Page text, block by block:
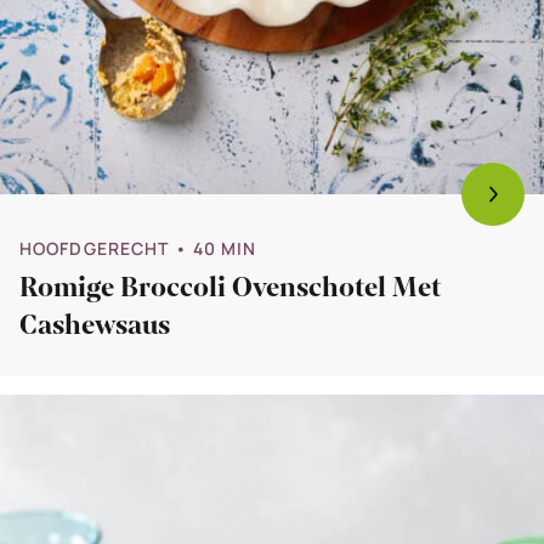
HOOFDGERECHT • 40 MIN
Romige Broccoli Ovenschotel Met
Cashewsaus
pittige